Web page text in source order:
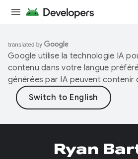
Google utilise la technologie IA
contenu dans votre langue
générées par IA peuvent contenir
Ryan